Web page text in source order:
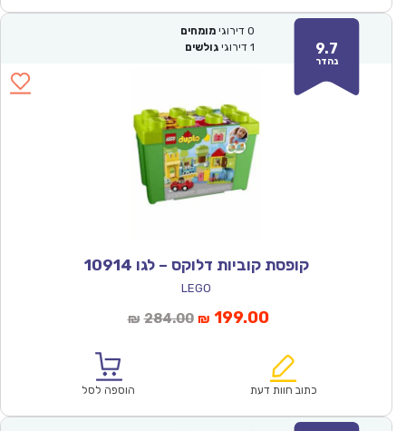
9.7
נהדר
0 דירוגי מומחים
1 דירוגי גולשים
קופסת קוביות דלוקס – לגו 10914
LEGO
₪ 284.00המחיר
₪284.00.
₪ 199.00המחיר
הוא:
כתוב חוות דעת הוספה לסל